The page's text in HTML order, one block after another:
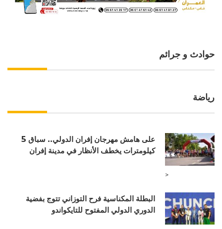
حوادث و جرائم
رياضة
على هامش مهرجان إفران الدولي.. سباق 5
كيلومترات يخطف الأنظار في مدينة إفران
>
البطلة المكناسية فرح التوزاني تتوج بفضية
الدوري الدولي المفتوح للتايكواندو